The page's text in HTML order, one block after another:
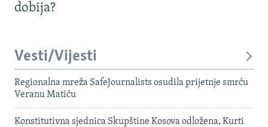
dobija?
Vesti/Vijesti
Regionalna mreža SafeJournalists osudila prijetnje smrću
Veranu Matiću
Konstitutivna sjednica Skupštine Kosova odložena, Kurti